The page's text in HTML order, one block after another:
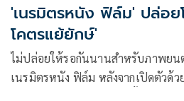
'เนรมิตรหนัง ฟิล์ม' ปล่อย
โคตรแย้ยักษ์'
ไม่ปล่อยให้รอกันนานสำหรับภาพยน
เนรมิตรหนัง ฟิล์ม หลังจากเปิดตัวด้